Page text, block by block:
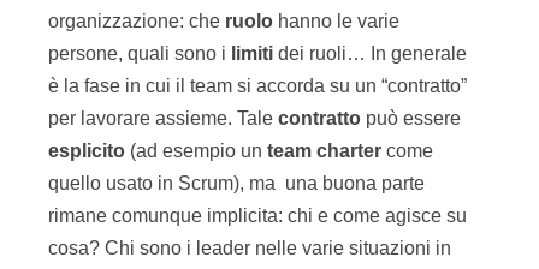
organizzazione: che ruolo hanno le varie
persone, quali sono i limiti dei ruoli… In generale
è la fase in cui il team si accorda su un “contratto”
per lavorare assieme. Tale contratto può essere
esplicito (ad esempio un team charter come
quello usato in Scrum), ma una buona parte
rimane comunque implicita: chi e come agisce su
cosa? Chi sono i leader nelle varie situazioni in